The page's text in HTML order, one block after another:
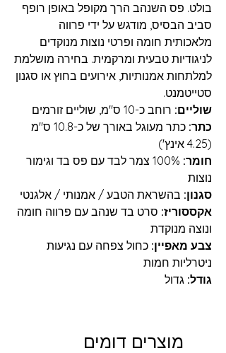
בולט. פס השנהב הרך מקופל באופן רופף
סביב הבסיס, מודגש על ידי פרווה
מלאכותית חומה ופרטי נוצות מנוקדים
לניגודיות טבעית ומרקמית. בחירה מושלמת
למלתחות אמנותיות, אירועים בחוץ או סגנון
סטייטמנט.
שוליים: רוחב כ-10 ס"מ, שוליים זורמים
כתר:
כתר מעוגל באורך של כ-10.8 ס"מ
(4.25 אינץ')
חומר:
100% צמר לבד עם פס בד וגימור
נוצות
סגנון: בהשראת הטבע / אמנותי / אלגנטי
אקססוריז: סרט בד שנהב עם פרווה חומה
ונוצה מנוקדת
צבע מאפיין: כחול צפחה עם נגיעות
ניטרליות חמות
גודל: גדול
מוצרים דומים